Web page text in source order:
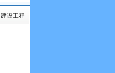
建设工程